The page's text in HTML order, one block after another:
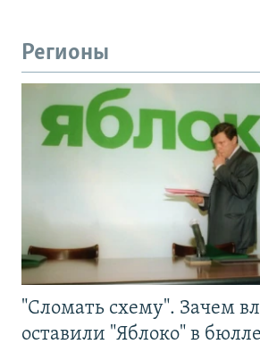
Регионы
"Сломать схему". Зачем
оставили "Яблоко" в